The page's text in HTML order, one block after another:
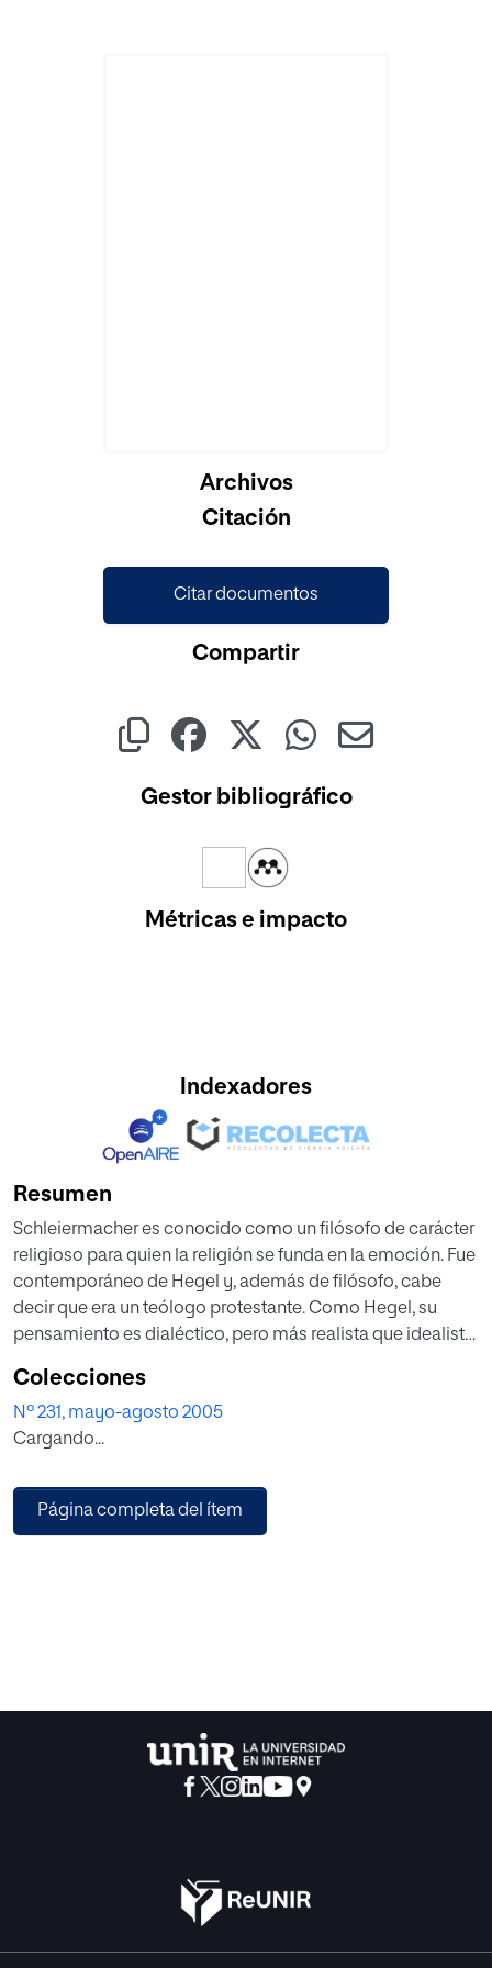
Archivos
Citación
Citar documentos
Compartir
Gestor bibliográfico
Métricas e impacto
Indexadores
Resumen
Schleiermacher es conocido como un filósofo de carácter
religioso para quien la religión se funda en la emoción. Fue
contemporáneo de Hegel y, además de filósofo, cabe
decir que era un teólogo protestante. Como Hegel, su
pensamiento es dialéctico, pero más realista que idealista
Es uno de los creadores de la hermenéutica.
Schleiermacher cree que el mundo está constituido por
hasta alcanzar el Sumo Bien. Es obligación del ser humano
colaborar en este proceso, que es el contenido de la ética.
Colecciones
Nº 231, mayo-agosto 2005
Cargando...
Página completa del ítem